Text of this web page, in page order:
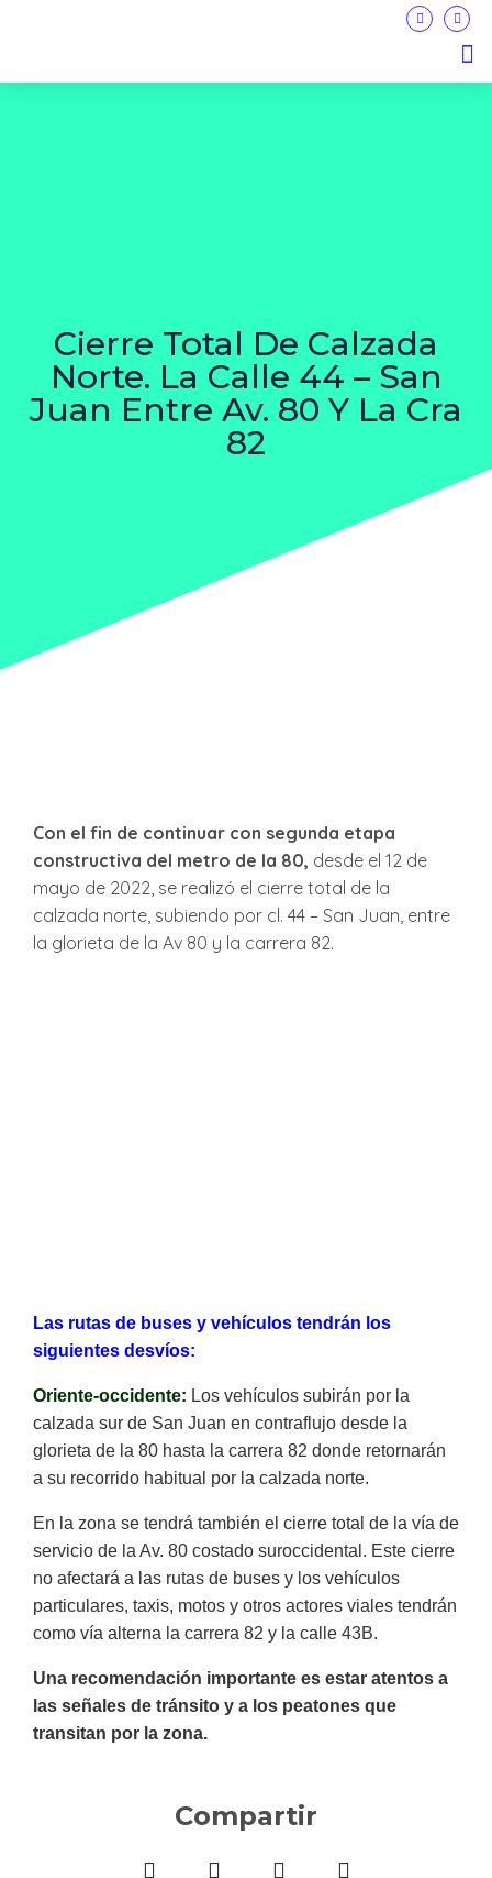
Cierre Total De Calzada
Norte. La Calle 44 – San
Juan Entre Av. 80 Y La Cra
82
Con el fin de continuar con segunda etapa
constructiva del metro de la 80, desde el 12 de
mayo de 2022, se realizó el cierre total de la
calzada norte, subiendo por cl. 44 – San Juan, entre
la glorieta de la Av 80 y la carrera 82.
Las rutas de buses y vehículos tendrán los
siguientes desvíos:
Oriente-occidente: Los vehículos subirán por la
calzada sur de San Juan en contraflujo desde la
glorieta de la 80 hasta la carrera 82 donde retornarán
a su recorrido habitual por la calzada norte.
En la zona se tendrá también el cierre total de la vía de
servicio de la Av. 80 costado suroccidental. Este cierre
no afectará a las rutas de buses y los vehículos
particulares, taxis, motos y otros actores viales tendrán
como vía alterna la carrera 82 y la calle 43B.
Una recomendación importante es estar atentos a
las señales de tránsito y a los peatones que
transitan por la zona.
Compartir